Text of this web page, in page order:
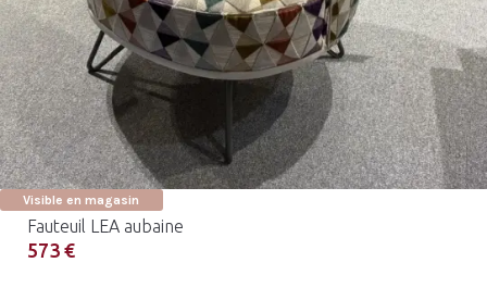
Visible en magasin
Fauteuil LEA aubaine
573 €